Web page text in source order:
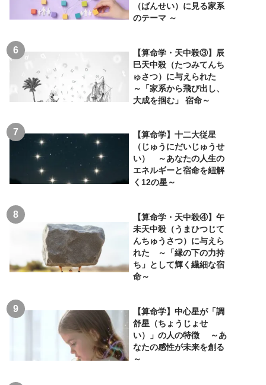
（ばんせい）に見る家系
のテーマ ～
【算命学・天中殺③】辰
巳天中殺（たつみてんち
ゅさつ）に与えられた
～「家系から飛び出し、
大成を掴む」 宿命～
【算命学】十二大従星
（じゅうにだいじゅうせ
い） ～あなたの人生の
エネルギーと宿命を紐解
く12の星～
【算命学・天中殺④】午
未天中殺（うまひつじて
んちゅうさつ）に与えら
れた ～「縁の下の力持
ち」として輝く繊細な宿
命～
【算命学】中心星が「調
舒星（ちょうじょせ
い）」の人の特徴 ～あ
なたの感性が未来を創る
～